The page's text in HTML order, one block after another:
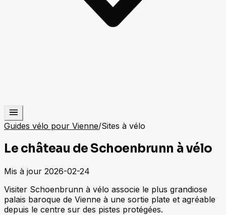
Guides vélo pour Vienne/Sites à vélo
Le château de Schoenbrunn à vélo
Mis à jour 2026-02-24
Visiter Schoenbrunn à vélo associe le plus grandiose
palais baroque de Vienne à une sortie plate et agréable
depuis le centre sur des pistes protégées.